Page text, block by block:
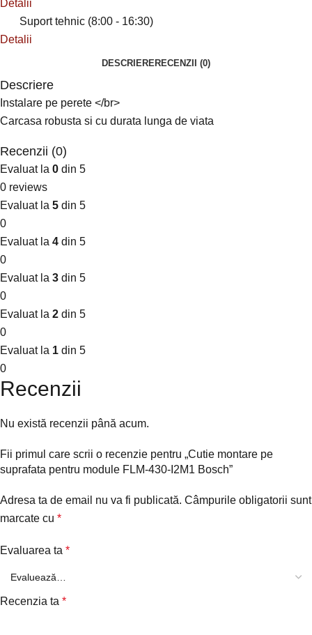
Detalii
Suport tehnic (8:00 - 16:30)
Detalii
DESCRIERE RECENZII (0)
Descriere
Instalare pe perete </br>
Carcasa robusta si cu durata lunga de viata
Recenzii (0)
Evaluat la 0 din 5
0 reviews
Evaluat la 5 din 5
0
Evaluat la 4 din 5
0
Evaluat la 3 din 5
0
Evaluat la 2 din 5
0
Evaluat la 1 din 5
0
Recenzii
Nu există recenzii până acum.
Fii primul care scrii o recenzie pentru „Cutie montare pe
suprafata pentru module FLM-430-I2M1 Bosch”
Adresa ta de email nu va fi publicată. Câmpurile obligatorii sunt
marcate cu *
Evaluarea ta *
Recenzia ta *